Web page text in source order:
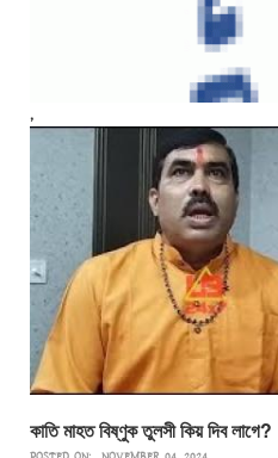
,
কাতি মাহত বিষ্ণুক তুলসী কিয় দিব লাগে?